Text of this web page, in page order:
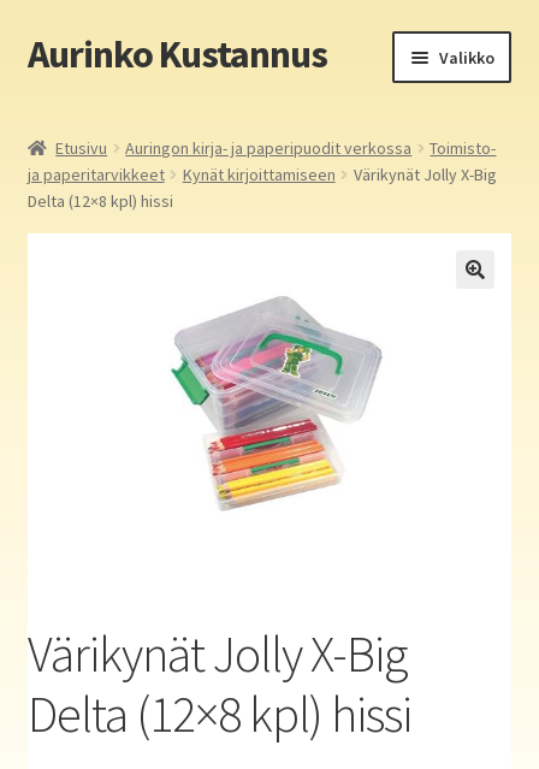
Siirry
navigointiin
Siirry
sisältöön
Aurinko Kustannus Valikko
Yritys
Aurinko Kustannus: kirjat
Auringon kirja- ja paperipuodit verkossa
Etusivu Auringon kirja- ja paperipuodit verkossa
Toimisto-
ja paperitarvikkeet
Kynät kirjoittamiseen
Värikynät Jolly X-Big
Delta (12×8 kpl) hissi
Värikynät Jolly X-Big
Delta (12×8 kpl) hissi